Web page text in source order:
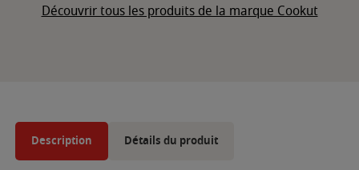
Découvrir tous les produits de la marque Cookut
Description Détails du produit